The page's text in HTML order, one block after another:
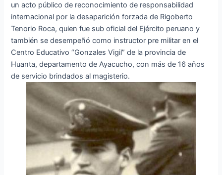
un acto público de reconocimiento de responsabilidad
internacional por la desaparición forzada de Rigoberto
Tenorio Roca, quien fue sub oficial del Ejército peruano y
también se desempeñó como instructor pre militar en el
Centro Educativo “Gonzales Vigil” de la provincia de
Huanta, departamento de Ayacucho, con más de 16 años
de servicio brindados al magisterio.